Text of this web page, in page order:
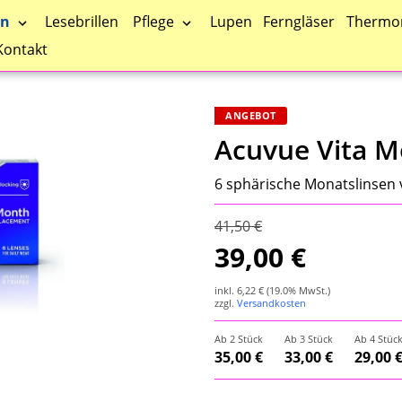
Lesebrillen Pflege Lupen Ferngläser
ANGEBOT
Acuvue Vita
6 sphärische Monatslinsen
41,50 €
39,00 €
inkl. 6,22 € (19.0% MwSt.)
zzgl. Versandkosten
Ab 2 Stück
35,00 €
Ab 3 Stück
33,00 €
Ab 4 Stück
29,00 €